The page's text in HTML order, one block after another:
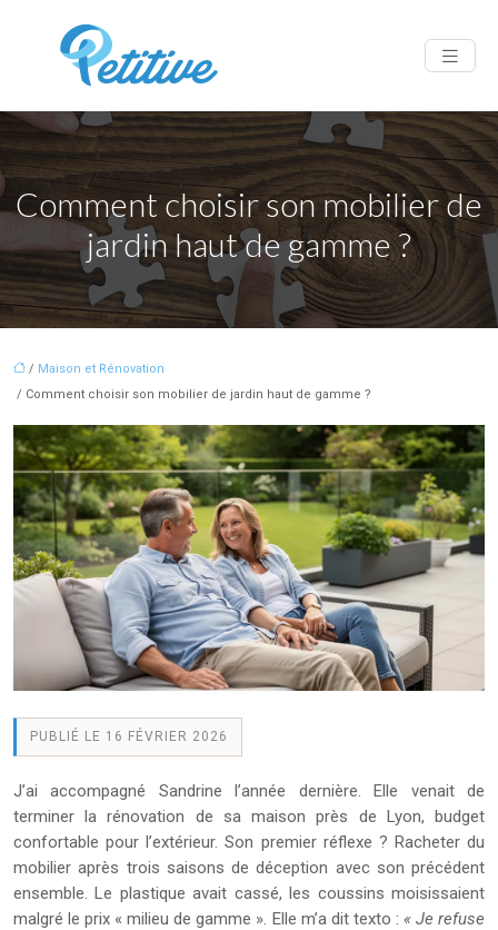
Comment choisir son mobilier de
jardin haut de gamme ?
/ Maison et Rénovation
/ Comment choisir son mobilier de jardin haut de gamme ?
PUBLIÉ LE 16 FÉVRIER 2026
J’ai accompagné Sandrine l’année dernière. Elle venait de
terminer la rénovation de sa maison près de Lyon, budget
confortable pour l’extérieur. Son premier réflexe ? Racheter du
mobilier après trois saisons de déception avec son précédent
ensemble. Le plastique avait cassé, les coussins moisissaient
malgré le prix « milieu de gamme ». Elle m’a dit texto : « Je refuse